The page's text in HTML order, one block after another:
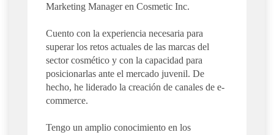
Marketing Manager en Cosmetic Inc.
Cuento con la experiencia necesaria para
superar los retos actuales de las marcas del
sector cosmético y con la capacidad para
posicionarlas ante el mercado juvenil. De
hecho, he liderado la creación de canales de e-
commerce.
Tengo un amplio conocimiento en los